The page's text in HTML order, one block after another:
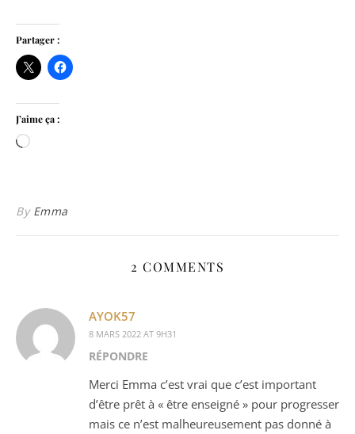
Partager :
J’aime ça :
Chargement…
By Emma
2 COMMENTS
AYOK57
8 MARS 2022 AT 9H31
RÉPONDRE
Merci Emma c’est vrai que c’est important
d’être prêt à « être enseigné » pour progresser
mais ce n’est malheureusement pas donné à